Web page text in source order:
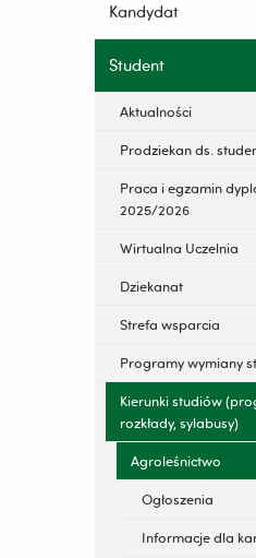
treści
Kandydat
Student
Aktualności
Prodziekan ds.
Praca i egzamin
2025/2026
Wirtualna Uczelnia
Dziekanat
Strefa wsparcia
Programy wymiany
Kierunki studiów
rozkłady, sylabusy)
Agroleśnictwo
Ogłoszenia
Informacje dla